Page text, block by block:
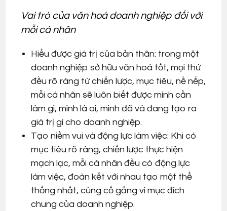
Vai trò của văn hoá doanh nghiệp đối với
mỗi cá nhân
Hiểu được giá trị của bản thân: trong một
doanh nghiệp sở hữu văn hoá tốt, mọi thứ
đều rõ ràng từ chiến lược, mục tiêu, nề nếp,
mỗi cá nhân sẽ luôn biết được mình cần
làm gì, mình là ai, mình đã và đang tạo ra
giá trị gì cho doanh nghiệp.
Tạo niềm vui và động lực làm việc: Khi có
mục tiêu rõ ràng, chiến lược thực hiện
mạch lạc, mỗi cá nhân đều có động lực
làm việc, đoàn kết với nhau tạo một thể
thống nhất, cùng cố gắng vì mục đích
chung của doanh nghiệp.